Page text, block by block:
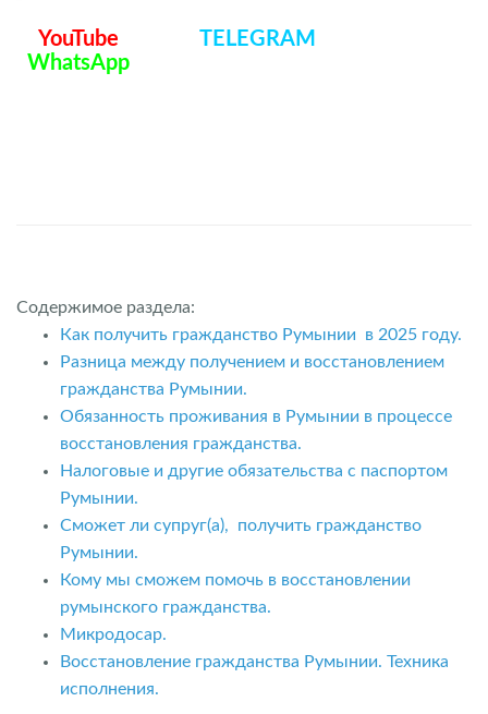
YouTube
TELEGRAM
WhatsApp
Содержимое раздела:
Как получить гражданство Румынии в 2025 году.
Разница между получением и восстановлением
гражданства Румынии.
Обязанность проживания в Румынии в процессе
восстановления гражданства.
Налоговые и другие обязательства с паспортом
Румынии.
Сможет ли супруг(а), получить гражданство
Румынии.
Кому мы сможем помочь в восстановлении
румынского гражданства.
Микродосар.
Восстановление гражданства Румынии. Техника
исполнения.